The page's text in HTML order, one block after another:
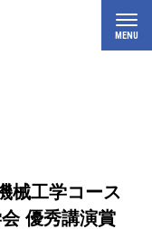
MENU
械工学コース
優秀講演賞